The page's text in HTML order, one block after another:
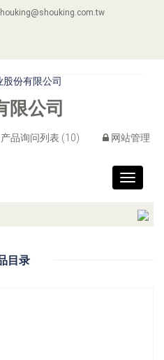
限公司
产品询问列表 (10) 网站管理
Toggle
目录